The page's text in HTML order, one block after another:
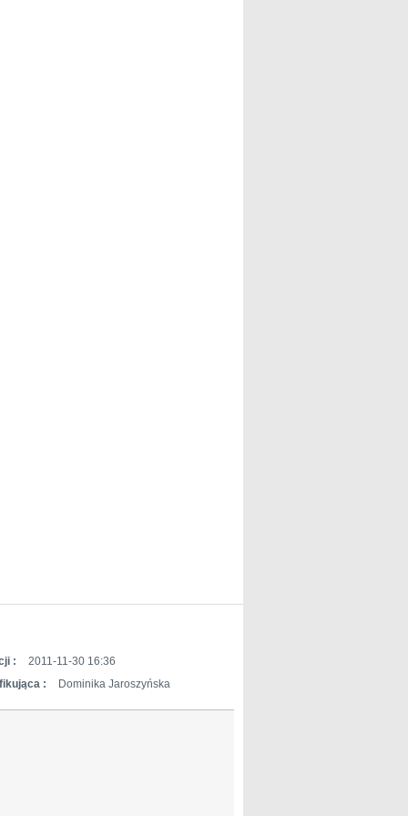
:
2011-11-30 16:36
:
Dominika Jaroszyńska